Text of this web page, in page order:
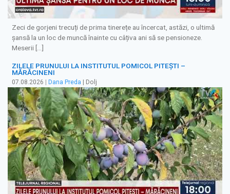
Zeci de gorjeni trecuți de prima tinerețe au încercat, astăzi, o ultimă
șansă la un loc de muncă înainte cu câțiva ani să se pensioneze.
Meserii […]
ZILELE PRUNULUI LA INSTITUTUL POMICOL PITEȘTI –
MĂRĂCINENI
07.08.2026 | Dana Preda | Dolj